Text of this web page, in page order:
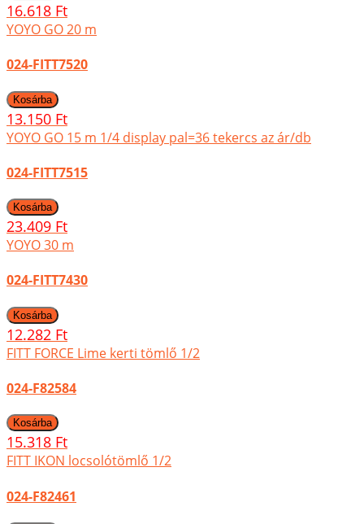
16.618 Ft
YOYO GO 20 m
024-FITT7520
13.150 Ft
YOYO GO 15 m 1/4 display pal=36 tekercs az ár/db
024-FITT7515
23.409 Ft
YOYO 30 m
024-FITT7430
12.282 Ft
FITT FORCE Lime kerti tömlő 1/2
024-F82584
15.318 Ft
FITT IKON locsolótömlő 1/2
024-F82461